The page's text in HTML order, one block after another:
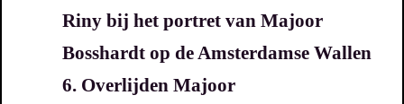
Riny bij het portret van Majoor
Bosshardt op de Amsterdamse Wallen
6. Overlijden Majoor